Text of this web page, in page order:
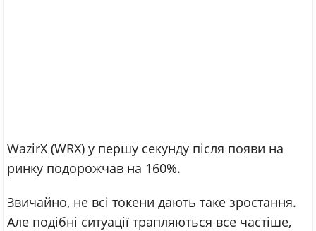
WazirX (WRX) у першу секунду після появи на
ринку подорожчав на 160%.
Звичайно, не всі токени дають таке зростання.
Але подібні ситуації трапляються все частіше,